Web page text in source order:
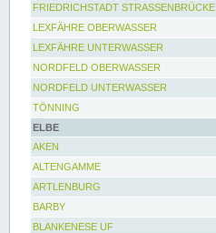
FRIEDRICHSTADT STRASSENBRÜCKE
LEXFÄHRE OBERWASSER
LEXFÄHRE UNTERWASSER
NORDFELD OBERWASSER
NORDFELD UNTERWASSER
TÖNNING
ELBE
AKEN
ALTENGAMME
ARTLENBURG
BARBY
BLANKENESE UF